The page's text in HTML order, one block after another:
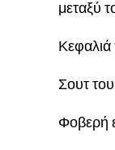
μεταξύ
Κεφαλιά
Σουτ
Φοβερή